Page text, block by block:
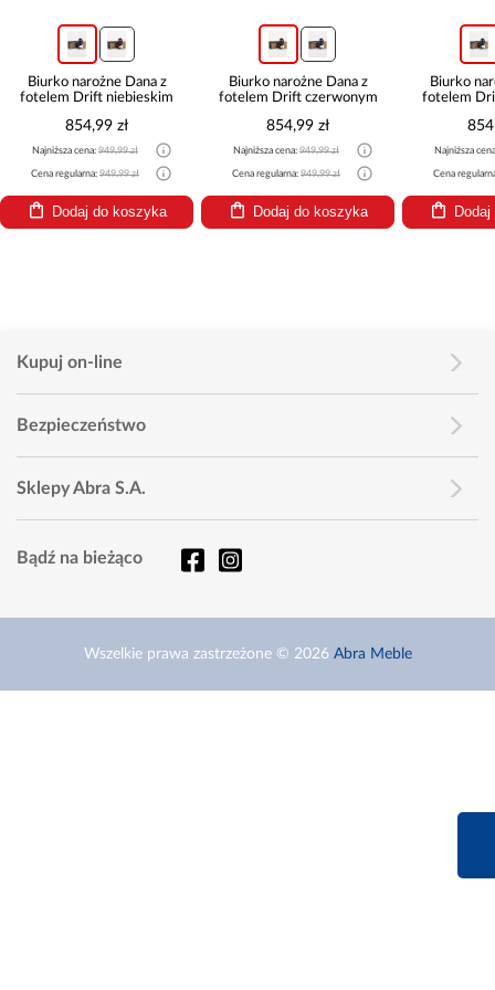
Biurko narożne Dana z
fotelem Drift niebieskim
854,99 zł
Najniższa cena: 949,99 zł
Cena regularna: 949,99 zł
Dodaj do koszyka
Biurko narożne Dana z
fotelem Drift czerwonym
854,99 zł
Najniższa cena: 949,99 zł
Cena regularna: 949,99 zł
Dodaj do koszyka
Biurko
fotelem
Najniższa
Cena
Kupuj on-line
Bezpieczeństwo
Sklepy Abra S.A.
Bądź na bieżąco
Wszelkie prawa zastrzeżone © 2026 Abra Meble